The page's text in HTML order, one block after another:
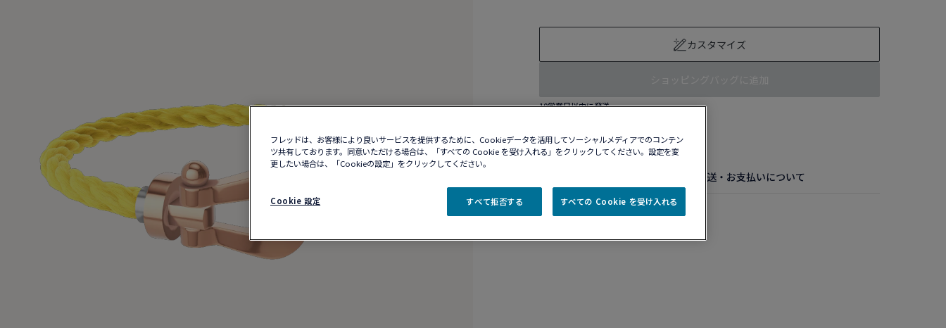
カスタマイズ
10営業日以内に発送
配送・お支払いについて
18K ピンクゴールド ラージモデル
フレッドは、お客様により良いサービスを提供するために、Cookieデータを活用してソーシャルメディアでのコンテン
ツ共有しております。同意いただける場合は、「すべての Cookie を受け入れる」をクリックしてください。設定を変
更したい場合は、「Cookieの設定」をクリックしてください。
Cookie 設定 すべて拒否する すべての Cookie を受け入れる